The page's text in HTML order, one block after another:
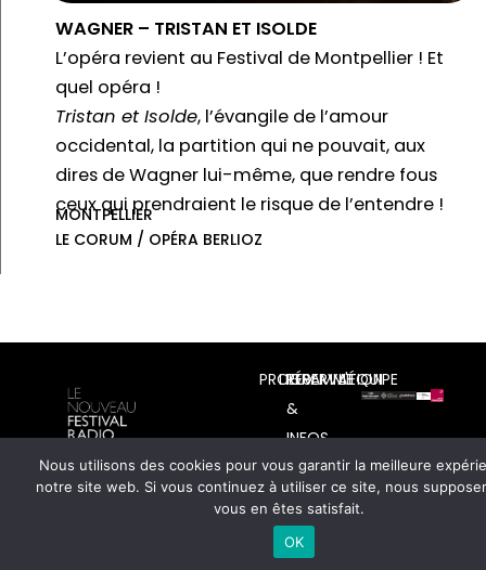
WAGNER – TRISTAN ET ISOLDE
L’opéra revient au Festival de Montpellier ! Et
quel opéra !
Tristan et Isolde, l’évangile de l’amour
occidental, la partition qui ne pouvait, aux
dires de Wagner lui-même, que rendre fous
ceux qui prendraient le risque de l’entendre !
MONTPELLIER
LE CORUM / OPÉRA BERLIOZ
PROGRAMME
LIEUX
RÉSERVATION
&
INFOS
PRATIQUES
L'ÉQUIPE
ÉDITOS
NOUS
SOUTENIR
LE
CONSEIL
Nous utilisons des cookies pour vous garantir la meilleure
notre site web. Si vous continuez à utiliser ce site, nous
vous en êtes satisfait.
OK